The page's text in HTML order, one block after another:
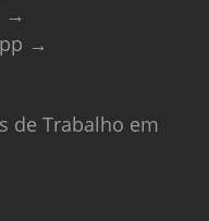
→
→
de Trabalho em